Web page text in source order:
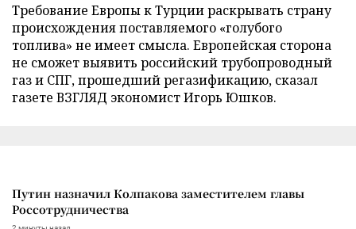
Требование Европы к Турции раскрывать страну
происхождения поставляемого «голубого
топлива» не имеет смысла. Европейская сторона
не сможет выявить российский трубопроводный
газ и СПГ, прошедший регазификацию, сказал
газете ВЗГЛЯД экономист Игорь Юшков.
Путин назначил Колпакова заместителем главы
Россотрудничества